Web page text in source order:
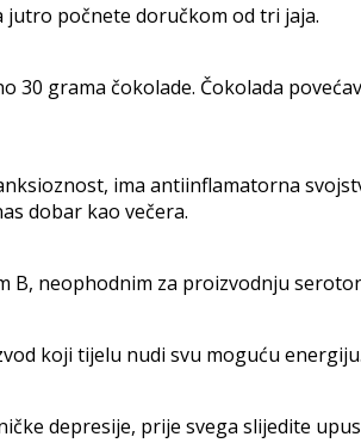
jutro počnete doručkom od tri jaja.
30 grama čokolade. Čokolada
ima antiinflamatorna
dobar kao večera.
B, neophodnim za proizvodnju
koji tijelu nudi svu moguću
depresije, prije svega slijedite